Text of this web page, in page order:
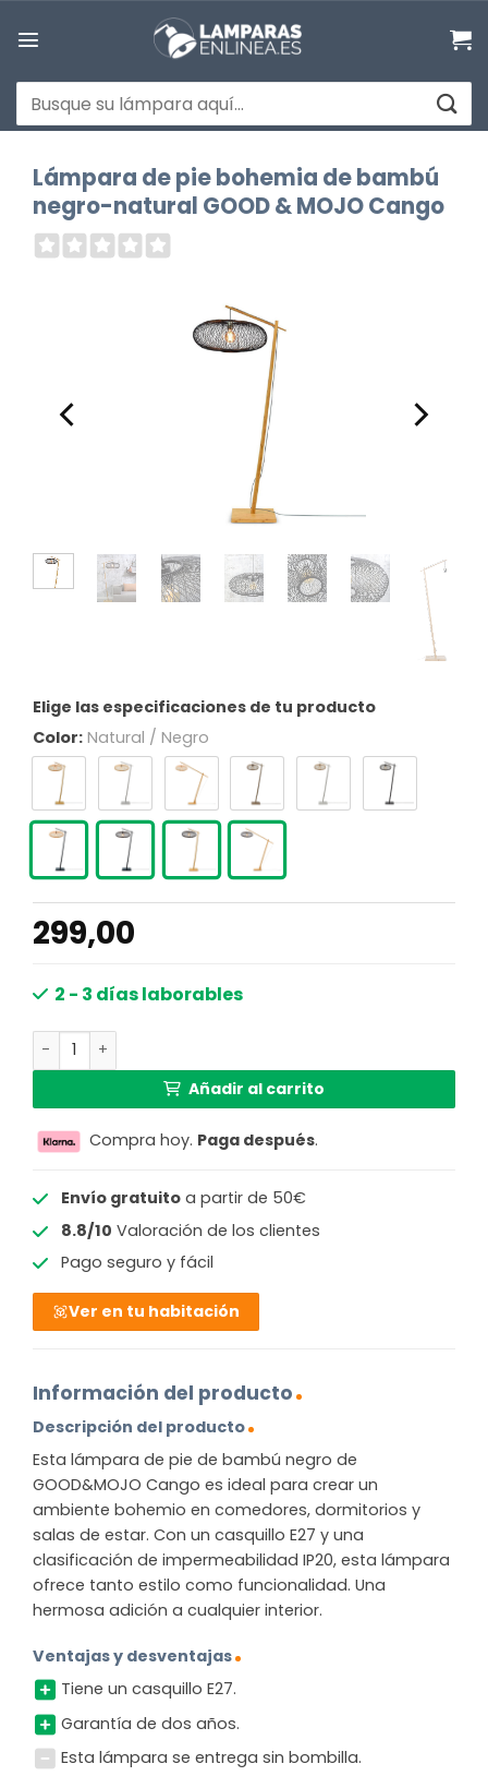
Buscar
por:
Lámpara de pie bohemia de bambú
negro-natural GOOD & MOJO Cango
Elige las especificaciones de tu producto
Color: Natural / Negro
299,00
2 - 3 días laborables
Lámpara de pie bohemia de bambú negro-natural
Añadir al carrito
Compra hoy. Paga después.
Envío gratuitoa partir de 50€
8.8/10 Valoración de los clientes
Pago seguro y fácil
Ver en tu habitación
Información del producto
Descripción del producto
Esta lámpara de pie de bambú negro de
GOOD&MOJO Cango es ideal para crear un
ambiente bohemio en comedores, dormitorios y
salas de estar. Con un casquillo E27 y una
clasificación de impermeabilidad IP20, esta lámpara
ofrece tanto estilo como funcionalidad. Una
hermosa adición a cualquier interior.
Ventajas y desventajas
Tiene un casquillo E27.
Garantía de dos años.
Esta lámpara se entrega sin bombilla.